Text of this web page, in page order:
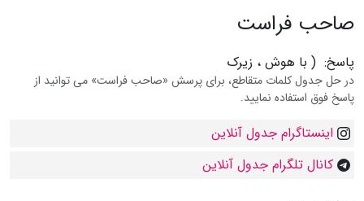
صاحب فراست
پاسخ: ( با هوش ، زیرک
در حل جدول کلمات متقاطع، برای پرسش «صاحب فراست» می توانید از
پاسخ فوق استفاده نمایید.
اینستاگرام جدول آنلاین
کانال تلگرام جدول آنلاین